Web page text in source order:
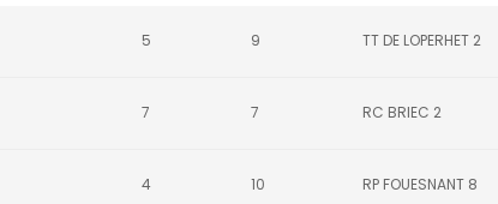
5 9 TT DE LOPERHET 2
7 7 RC BRIEC 2
4 10 RP FOUESNANT 8